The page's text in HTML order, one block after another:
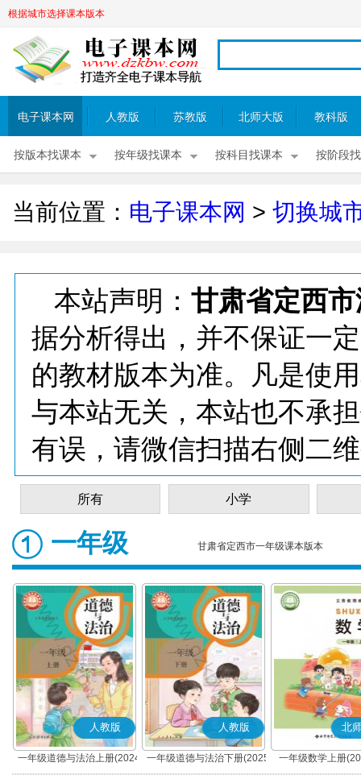
根据城市选择课本版本
电子课本网 人教版 苏教版 北师大版 教科版
按版本找课本 按年级找课本 按科目找课本 按阶段
当前位置： 电子课本网 > 切换城
本站声明： 甘肃省定西
据分析得出，并不保证一
的教材版本为准。凡是使
与本站无关，本站也不承
有误，请微信扫描右侧二
所有 小学
一年级 甘肃省定西市一年级课本版本
人教版
一年级道德与法治上册(2024
秋版)(部编版)
人教版
一年级道德与法治下册(2025
春版)(部编版)
北
一年级数学上册